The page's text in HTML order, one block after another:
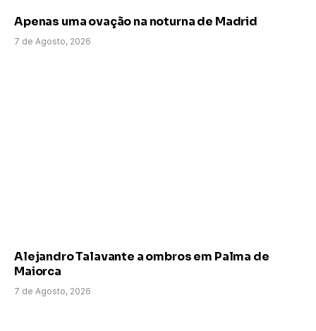
Apenas uma ovação na noturna de Madrid
7 de Agosto, 2026
Alejandro Talavante a ombros em Palma de
Maiorca
7 de Agosto, 2026